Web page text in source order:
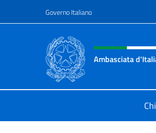
Governo Italiano
Intestazione sito,
Ambasciata